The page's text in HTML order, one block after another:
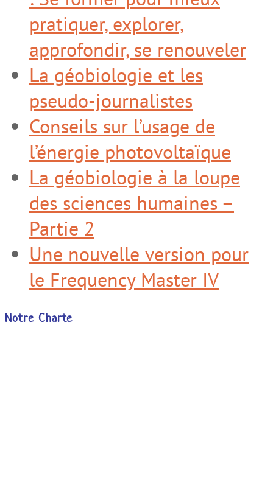
pratiquer, explorer,
approfondir, se renouveler
La géobiologie et les
pseudo-journalistes
Conseils sur l’usage de
l’énergie photovoltaïque
La géobiologie à la loupe
des sciences humaines –
Partie 2
Une nouvelle version pour
le Frequency Master IV
Notre Charte